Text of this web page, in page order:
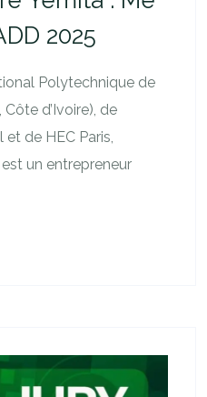
2025
Polytechnique de
d’Ivoire), de
de HEC Paris,
un entrepreneur